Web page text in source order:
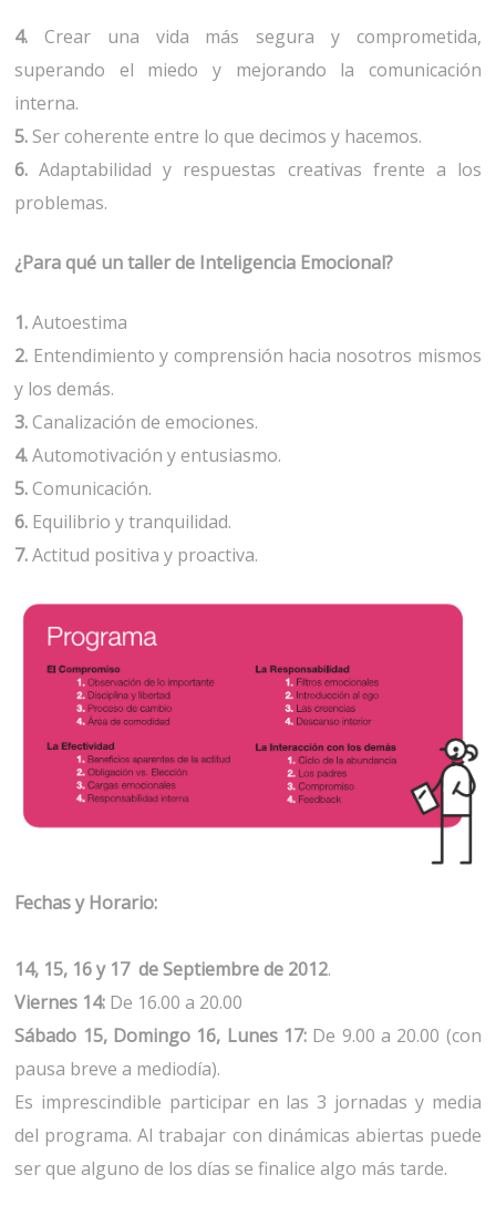
4.Crear una vida más segura y comprometida,
superando el miedo y mejorando la comunicación
interna.
5. Ser coherente entre lo que decimos y hacemos.
6.Adaptabilidad y respuestas creativas frente a los
problemas.
¿Para qué un taller de Inteligencia Emocional?
1.Autoestima
2. Entendimiento y comprensión hacia nosotros mismos
y los demás.
3.Canalización de emociones.
4.Automotivación y entusiasmo.
5.Comunicación.
6. Equilibrio y tranquilidad.
7.Actitud positiva y proactiva.
Fechas y Horario:
14, 15, 16 y 17 de Septiembre de 2012.
Viernes 14: De 16.00 a 20.00
Sábado 15, Domingo 16, Lunes 17: De 9.00 a 20.00 (con
pausa breve a mediodía).
Es imprescindible participar en las 3 jornadas y media
del programa. Al trabajar con dinámicas abiertas puede
ser que alguno de los días se finalice algo más tarde.